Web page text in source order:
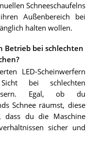
Schneeschaufelns
Außenbereich bei
halten wollen.
Betrieb bei schlechten
LED-Scheinwerfern
bei schlechten
Egal, ob du
Schnee räumst, diese
dass du die Maschine
sicher und